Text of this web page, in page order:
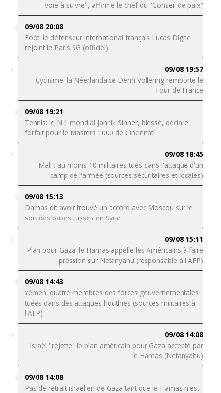
voie à suivre", affirme le chef du "Conseil de paix"
09/08 20:08
Foot: le défenseur international français Lucas Digne
rejoint le Paris SG (officiel)
09/08 19:57
Cyclisme: la Néerlandaise Demi Vollering remporte le
Tour de France
09/08 19:21
Tennis: le N.1 mondial Jannik Sinner, blessé, déclare
forfait pour le Masters 1000 de Cincinnati
09/08 18:45
Mali : au moins 10 militaires tués dans l'attaque d'un
camp de l'armée (sources sécuritaires et locales)
09/08 15:13
Damas dit avoir trouvé un accord avec Moscou sur le
sort des bases russes en Syrie
09/08 15:11
Plan pour Gaza: le Hamas appelle les Américains à faire
pression sur Netanyahu (responsable à l'AFP)
09/08 14:43
Yémen: quatre membres des forces gouvernementales
tuées dans des attaques houthies (sources militaires à
l'AFP)
09/08 14:08
Israël "rejette" le plan américain pour Gaza accepté par
le Hamas (Netanyahu)
09/08 14:08
Pas de retrait israélien de Gaza tant que le Hamas n'est